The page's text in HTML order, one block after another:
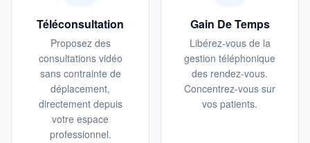
Téléconsultation
Proposez des
consultations vidéo
sans contrainte de
déplacement,
directement depuis
votre espace
professionnel.
Gain De Temps
Libérez-vous de la
gestion téléphonique
des rendez-vous.
Concentrez-vous sur
vos patients.